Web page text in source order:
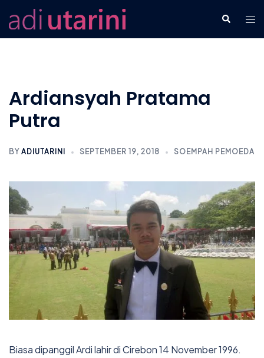
to
content
Search
Ardiansyah Pratama
Putra
BY ADIUTARINI SEPTEMBER 19, 2018 SOEMPAH PEMOEDA
Biasa dipanggil Ardi lahir di Cirebon 14 November 1996.